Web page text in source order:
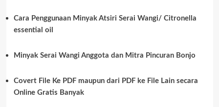
Cara Penggunaan Minyak Atsiri Serai Wangi/ Citronella
essential oil
Minyak Serai Wangi Anggota dan Mitra Pincuran Bonjo
Covert File Ke PDF maupun dari PDF ke File Lain secara
Online Gratis Banyak